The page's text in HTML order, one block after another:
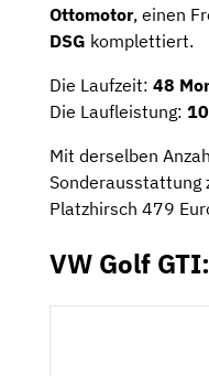
Ottomotor, einen
DSG komplettiert.
Die Laufzeit: 48
Die Laufleistung:
Mit derselben
Sonderausstattung
Platzhirsch 479
VW Golf